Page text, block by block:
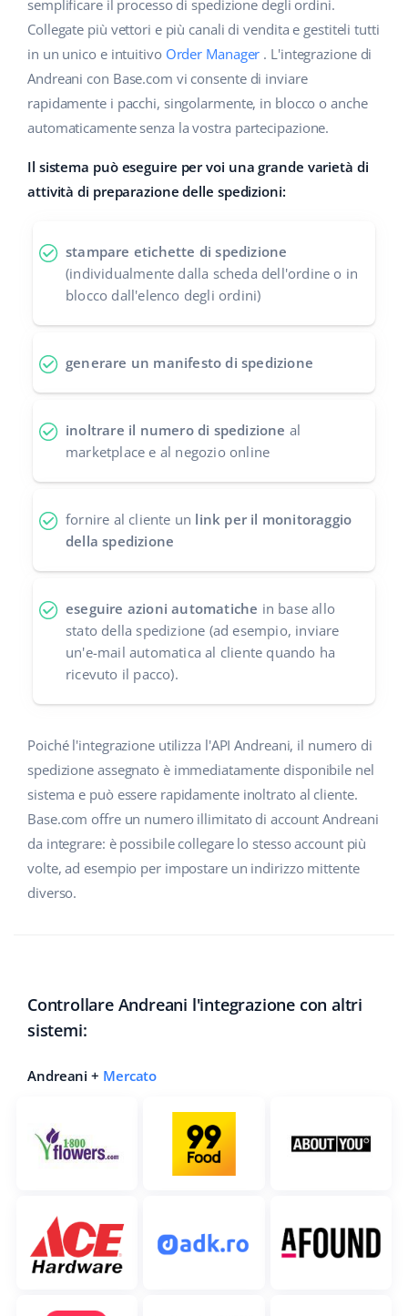
Gestione Spedizioni
Workflow Automation
Base Connect
AI per l'e-commerce
Casa e giardino
Prodotti per bambini
Elettronica
Automotive
Food&Grocery
Moda
Centro Assistenza
Academy
Audit dell'account
Altro
Collaborazione e partner
Contatto
english (US)
english (GB)
english (IN)
deutsch
español (AR)
Italiano
polski
português (BR)
română
semplificare il processo di spedizione degli ordini.
Collegate più vettori e più canali di vendita e gestiteli tutti
in un unico e intuitivo Order Manager . L'integrazione di
Andreani con Base.com vi consente di inviare
rapidamente i pacchi, singolarmente, in blocco o anche
automaticamente senza la vostra partecipazione.
Il sistema può eseguire per voi una grande varietà di
attività di preparazione delle spedizioni:
stampare etichette di spedizione
(individualmente dalla scheda dell'ordine o in
blocco dall'elenco degli ordini)
generare un manifesto di spedizione
inoltrare il numero di spedizione al
marketplace e al negozio online
fornire al cliente un link per il monitoraggio
della spedizione
eseguire azioni automatiche in base allo
stato della spedizione (ad esempio, inviare
un'e-mail automatica al cliente quando ha
ricevuto il pacco).
Poiché l'integrazione utilizza l'API Andreani, il numero di
spedizione assegnato è immediatamente disponibile nel
sistema e può essere rapidamente inoltrato al cliente.
Base.com offre un numero illimitato di account Andreani
da integrare: è possibile collegare lo stesso account più
volte, ad esempio per impostare un indirizzo mittente
diverso.
Controllare Andreani l'integrazione con altri
sistemi:
Andreani + Mercato